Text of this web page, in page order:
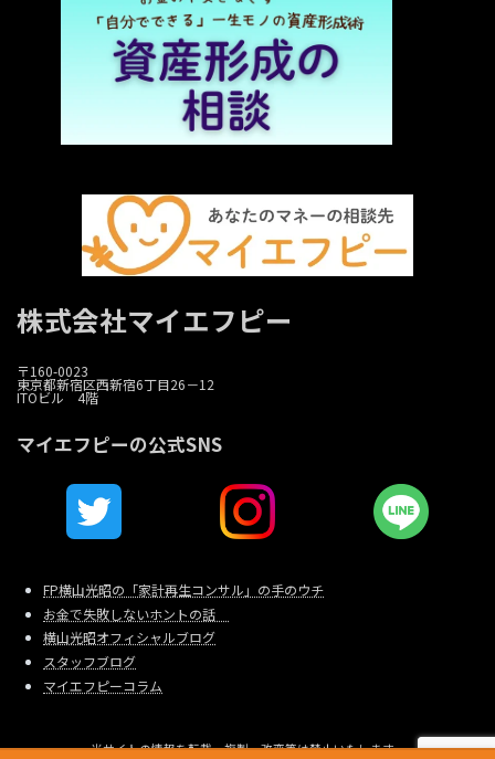
株式会社マイエフピー
〒160-0023
東京都新宿区西新宿6丁目26－12
ITOビル 4階
マイエフピーの公式SNS
FP横山光昭の「家計再生コンサル」の手のウチ
お金で失敗しないホントの話
横山光昭オフィシャルブログ
スタッフブログ
マイエフピーコラム
当サイトの情報を転載、複製、改変等は禁止いたします。